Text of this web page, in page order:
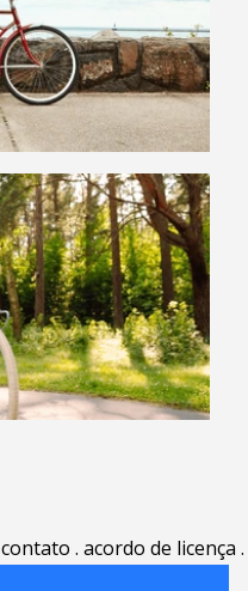
contato . acordo de licença .